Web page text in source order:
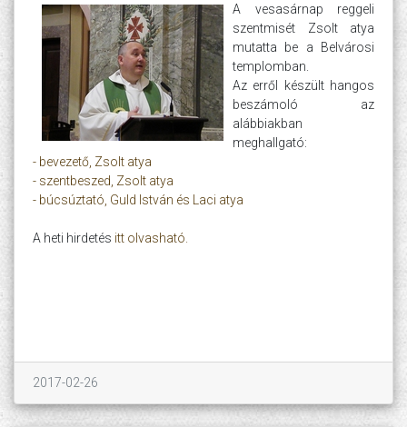
A vesasárnap reggeli
szentmisét Zsolt atya
mutatta be a Belvárosi
templomban.
Az erről készült hangos
beszámoló az
alábbiakban
meghallgató:
- bevezető, Zsolt atya
- szentbeszed, Zsolt atya
- búcsúztató, Guld István és Laci atya
A heti hirdetés itt olvasható.
2017-02-26